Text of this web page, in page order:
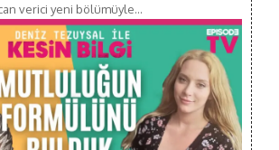
verici yeni bölümüyle…